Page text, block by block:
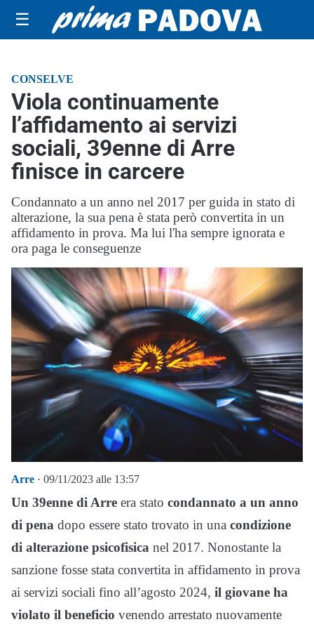
☰
CONSELVE
Viola continuamente
l’affidamento ai servizi
sociali, 39enne di Arre
finisce in carcere
Condannato a un anno nel 2017 per guida in stato di
alterazione, la sua pena è stata però convertita in un
affidamento in prova. Ma lui l'ha sempre ignorata e
ora paga le conseguenze
Arre · 09/11/2023 alle 13:57
Un 39enne di Arre era stato condannato a un anno
di pena dopo essere stato trovato in una condizione
di alterazione psicofisica nel 2017. Nonostante la
sanzione fosse stata convertita in affidamento in prova
ai servizi sociali fino all’agosto 2024, il giovane ha
violato il beneficio venendo arrestato nuovamente